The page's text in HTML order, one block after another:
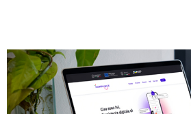
Financial Solutions
HR
Trust Services